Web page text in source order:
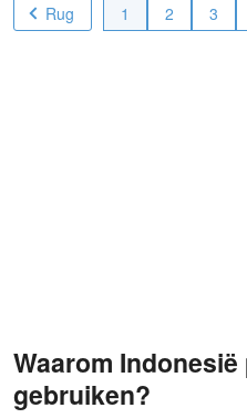
Rug 1 2 3
Waarom
gebruiken?